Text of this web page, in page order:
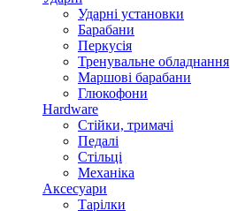
Ударні установки
Барабани
Перкусія
Тренувальне обладнання
Маршові барабани
Глюкофони
Hardware
Стійки, тримачі
Педалі
Стільці
Механіка
Аксесуари
Тарілки